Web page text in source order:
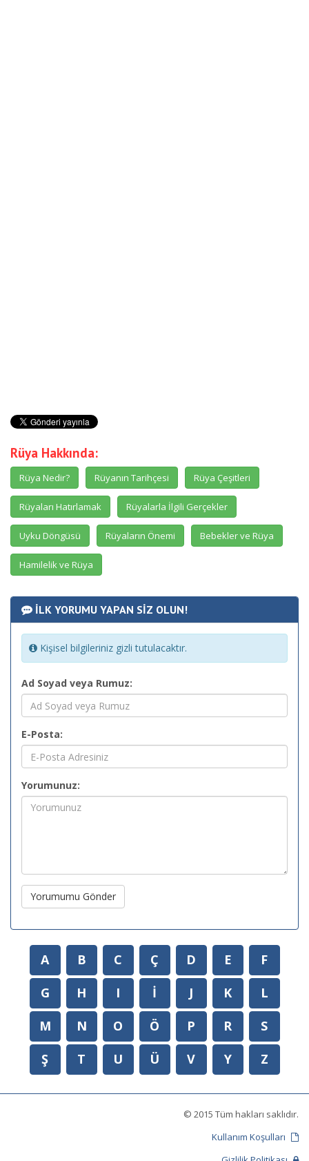
Rüya Hakkında:
Rüya Nedir? Rüyanın Tarihçesi Rüya Çeşitleri
Rüyaları Hatırlamak Rüyalarla İlgili Gerçekler
Uyku Döngüsü Rüyaların Önemi Bebekler ve Rüya
Hamilelik ve Rüya
İLK YORUMU YAPAN SİZ OLUN!
Kişisel bilgileriniz gizli tutulacaktır.
Ad Soyad veya Rumuz:
E-Posta:
Yorumunuz:
Yorumumu Gönder
A B C Ç D E
F
G
H I İ J K
L
M
N O Ö P R
S
Ş
T U Ü V Y Z
© 2015 Tüm hakları saklıdır.
Kullanım Koşulları